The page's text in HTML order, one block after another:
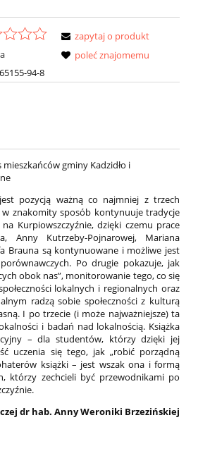
94-8
zapytaj o produkt
poleć znajomemu
gminy Kadzidło i
pozycją ważną co najmniej z trzech
znakomity sposób kontynuuje tradycje
Kurpiowszczyźnie, dzięki czemu prace
Anny Kutrzeby-Pojnarowej, Mariana
Brauna są kontynuowane i możliwe jest
Po drugie pokazuje, jak
obok nas”, monitorowanie tego, co się
lokalnych i regionalnych oraz
radzą sobie społeczności z kulturą
I po trzecie (i może najważniejsze) ta
i badań nad lokalnością. Książka
– dla studentów, którzy dzięki jej
uczenia się tego, jak „robić porządną
książki – jest wszak ona i formą
którzy zechcieli być przewodnikami po
dr hab. Anny Weroniki Brzezińskiej